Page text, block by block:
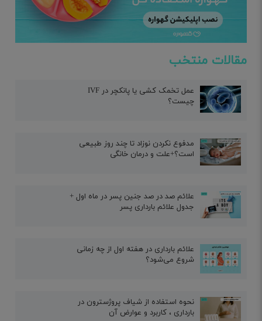
مقالات منتخب
عمل تخمک کشی یا پانکچر در IVF
چیست؟
مدفوع نکردن نوزاد تا چند روز طبیعی
است؟+علت و درمان خانگی
علائم صد در صد جنین پسر در ماه اول +
جدول علائم بارداری پسر
علائم بارداری در هفته اول از چه زمانی
شروع می‌شود؟
نحوه استفاده از شیاف پروژسترون در
بارداری ، کاربرد و عوارض آن